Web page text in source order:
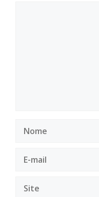
mail